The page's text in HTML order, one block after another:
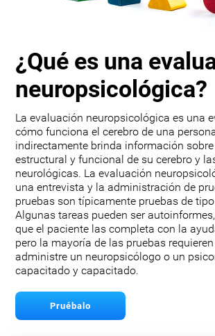
¿Qué es una
neuropsicológica?
La evaluación neuropsicológica es una
cómo funciona el cerebro de una
indirectamente brinda información
estructural y funcional de su cerebro y
neurológicas. La evaluación
una entrevista y la administración de
pruebas son típicamente pruebas de
Algunas tareas pueden ser
que el paciente las completa con la
pero la mayoría de las pruebas
administre un neuropsicólogo o un
capacitado y capacitado.
Pruébalo